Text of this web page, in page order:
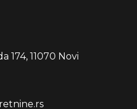
174, 11070 Novi